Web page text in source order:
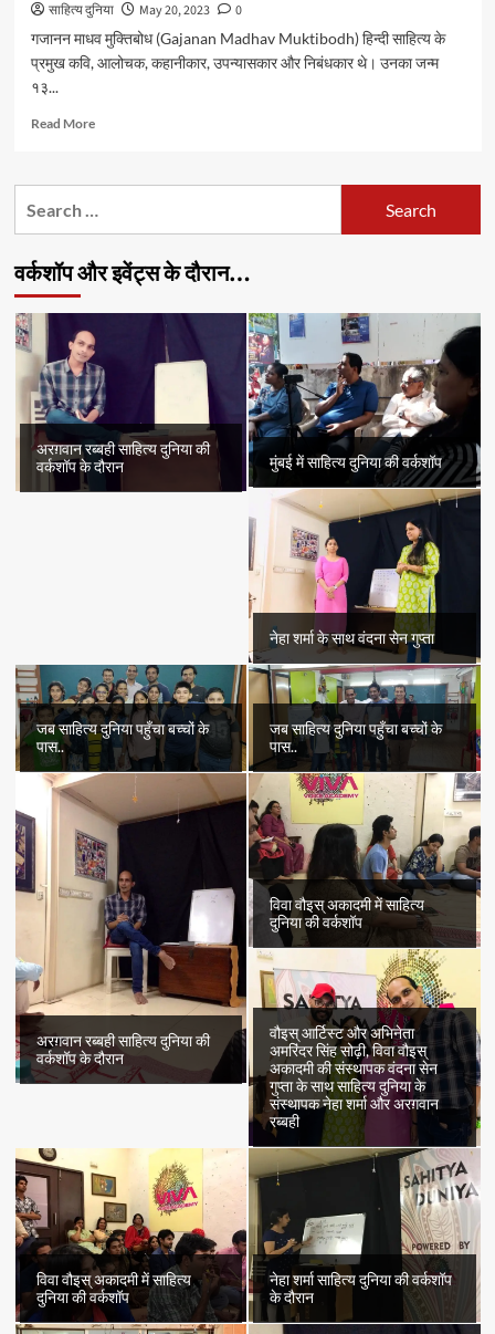
साहित्य दुनिया May 20, 2023
0
गजानन माधव मुक्तिबोध (Gajanan Madhav Muktibodh) हिन्दी साहित्य के
प्रमुख कवि, आलोचक, कहानीकार, उपन्यासकार और निबंधकार थे। उनका जन्म
१३...
Read MoreRead
गजानन
रचनाएँ
वर्कशॉप और इवेंट्स के दौरान…
अरग़वान रब्बही साहित्य दुनिया की
वर्कशॉप के दौरान
मुंबई में साहित्य दुनिया की वर्कशॉप
नेहा शर्मा के साथ वंदना सेन गुप्ता
जब साहित्य दुनिया पहुँचा बच्चों के
पास..
जब साहित्य दुनिया पहुँचा बच्चों के
पास..
अरग़वान रब्बही साहित्य दुनिया की
वर्कशॉप के दौरान
विवा वौइस् अकादमी में साहित्य
दुनिया की वर्कशॉप
वौइस् आर्टिस्ट और अभिनेता
अमरिंदर सिंह सोढ़ी, विवा वौइस्
अकादमी की संस्थापक वंदना सेन
गुप्ता के साथ साहित्य दुनिया के
संस्थापक नेहा शर्मा और अरग़वान
रब्बही
विवा वौइस् अकादमी में साहित्य
दुनिया की वर्कशॉप
नेहा शर्मा साहित्य दुनिया की वर्कशॉप
के दौरान